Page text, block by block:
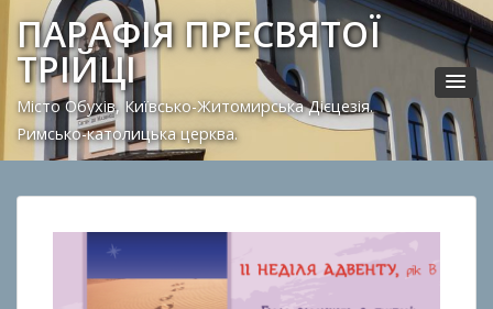
ПАРАФІЯ ПРЕСВЯТОЇ
ТРІЙЦІ
Місто Обухів, Київсько-Житомирська Дієцезія.
Римсько-католицька церква.